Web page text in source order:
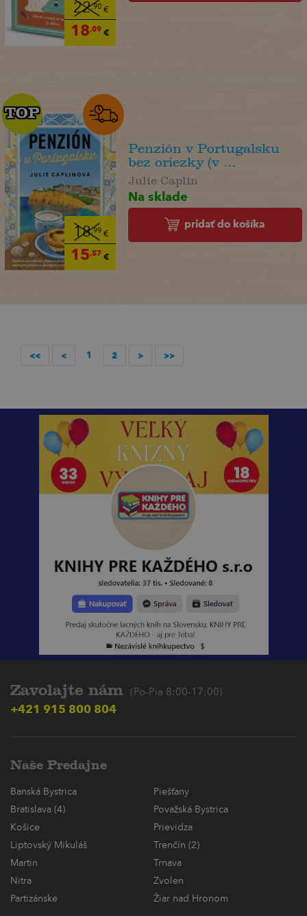
22,90€
18,09€
18,99 €
15,57 €
TOP
TOP
Penzión v Portugalsku
bez oriezky (v ...
Julie Caplin
Na sklade
pridať do košíka
<< < 1 2 > >>
Zavolajte nám (Po-Pia 8:00-17:00)
+421 915 800 804
Naše Predajne
Banská Bystrica
Piešťany
Bratislava (4)
Považská Bystrica
Košice
Prievidza
Liptovský Mikuláš
Trenčín (2)
Martin
Trnava
Nitra
Zvolen
Partizánske
Žiar nad Hronom